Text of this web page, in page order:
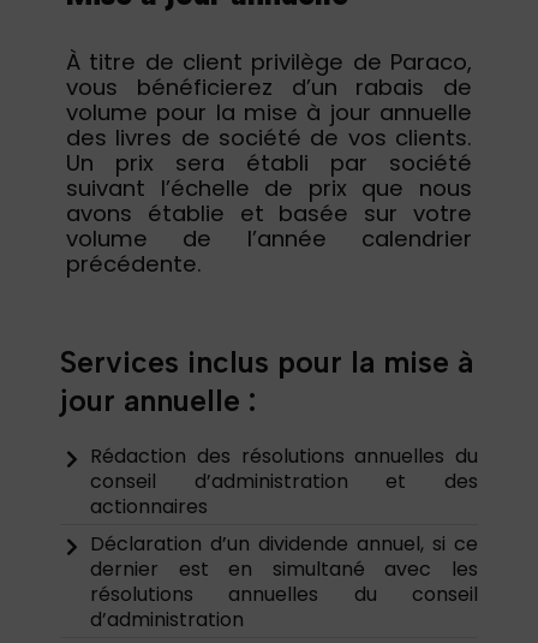
À titre de client privilège de Paraco,
vous bénéficierez d’un rabais de
volume pour la mise à jour annuelle
des livres de société de vos clients.
Un prix sera établi par société
suivant l’échelle de prix que nous
avons établie et basée sur votre
volume de l’année calendrier
précédente.
Services inclus pour la mise à
jour annuelle :
Rédaction des résolutions annuelles du
conseil d’administration et des
actionnaires
Déclaration d’un dividende annuel, si ce
dernier est en simultané avec les
résolutions annuelles du conseil
d’administration